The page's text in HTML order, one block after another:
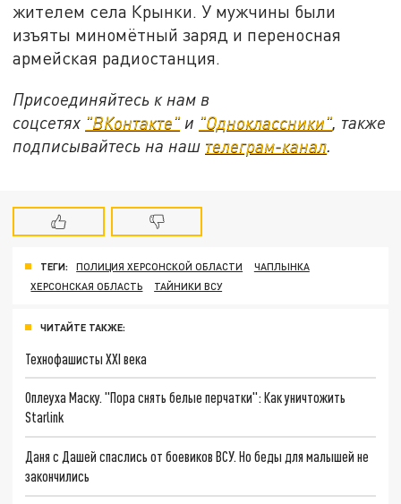
жителем села Крынки. У мужчины были
изъяты миномётный заряд и переносная
армейская радиостанция.
Присоединяйтесь к нам в
соцсетях "ВКонтакте" и "Одноклассники", также
подписывайтесь на наш телеграм-канал.
ТЕГИ: ПОЛИЦИЯ ХЕРСОНСКОЙ ОБЛАСТИ
ЧАПЛЫНКА
ХЕРСОНСКАЯ ОБЛАСТЬ
ТАЙНИКИ ВСУ
ЧИТАЙТЕ ТАКЖЕ:
Технофашисты XXI века
Оплеуха Маску. "Пора снять белые перчатки": Как уничтожить
Starlink
Даня с Дашей спаслись от боевиков ВСУ. Но беды для малышей не
закончились